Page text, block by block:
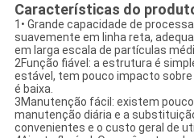
Características do
1• Grande capacidade de
suavemente em linha reta,
em larga escala de partículas
2Função fiável: a estrutura é
estável, tem pouco impacto
é baixa.
3Manutenção fácil: existem
manutenção diária e a
convenientes e o custo geral de